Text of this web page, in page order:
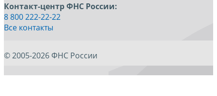
Контакт-центр ФНС России:
8 800 222-22-22
Все контакты
© 2005-2026 ФНС России